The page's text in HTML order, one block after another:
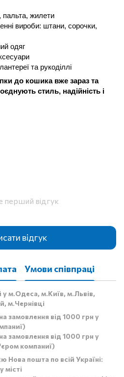
пальта, жилети
вироби: штани, сорочки,
одяг
та рукоділлі
до кошика вже зараз та
стиль, надійність і
перший відгук
відгук
Умови співпраці
у м.Одеса, м.Київ, м.Львів,
м.Чернівці
замовлення від 1000 грн у
замовлення від 1000 грн у
компаниї)
Нова пошта по всій Україні:
місті